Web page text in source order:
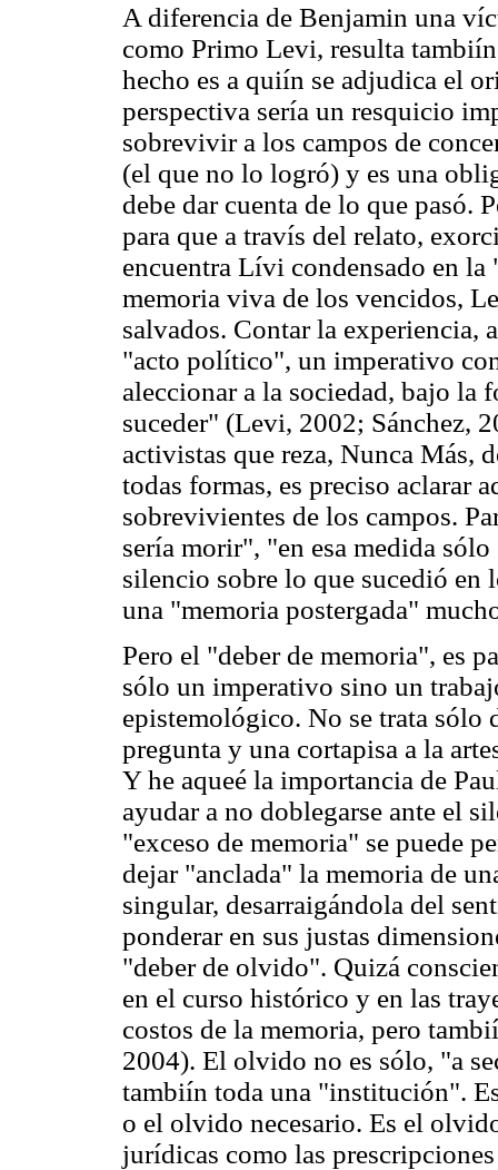
A diferencia de Benjamin una
como Primo Levi, resulta
hecho es a quiín se adjudica el
perspectiva sería un resquicio
sobrevivir a los campos de
(el que no lo logró) y es una
debe dar cuenta de lo que pasó.
para que a travís del relato,
encuentra Lívi condensado en
memoria viva de los vencidos,
salvados. Contar la experiencia,
"acto político", un imperativo
aleccionar a la sociedad, bajo la
suceder" (Levi, 2002; Sánchez,
activistas que reza, Nunca Más,
todas formas, es preciso aclarar
sobrevivientes de los campos.
sería morir", "en esa medida
silencio sobre lo que sucedió en
una "memoria postergada"
Pero el "deber de memoria", es
sólo un imperativo sino un
epistemológico. No se trata sólo
pregunta y una cortapisa a la
Y he aqueé la importancia de
ayudar a no doblegarse ante el
"exceso de memoria" se puede
dejar "anclada" la memoria de
singular, desarraigándola del
ponderar en sus justas
"deber de olvido". Quizá
en el curso histórico y en las
costos de la memoria, pero
2004). El olvido no es sólo, "a
tambiín toda una "institución".
o el olvido necesario. Es el
jurídicas como las